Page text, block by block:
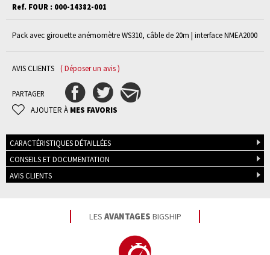
Ref. FOUR : 000-14382-001
Pack avec girouette anémomètre WS310, câble de 20m | interface NMEA2000
AVIS CLIENTS ( Déposer un avis )
PARTAGER
AJOUTER À MES FAVORIS
CARACTÉRISTIQUES DÉTAILLÉES
CONSEILS ET DOCUMENTATION
AVIS CLIENTS
LES AVANTAGES BIGSHIP